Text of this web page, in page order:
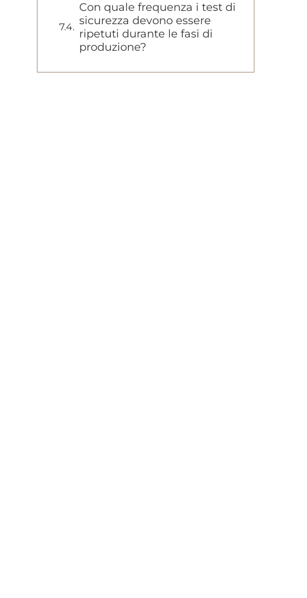
Con quale frequenza i test di
sicurezza devono essere
ripetuti durante le fasi di
produzione?